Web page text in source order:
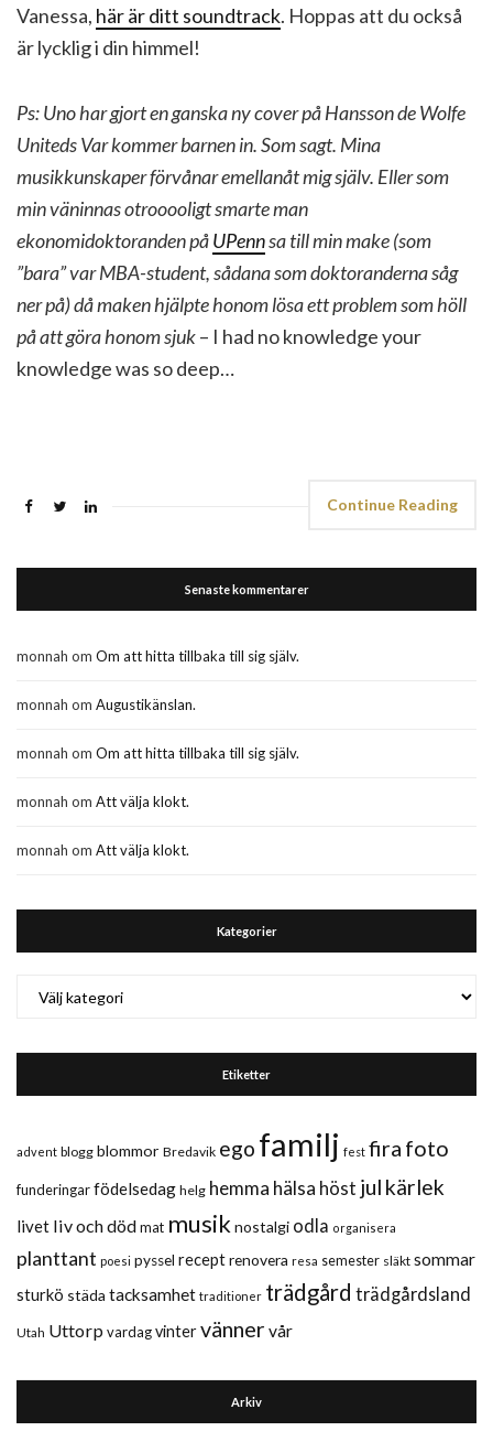
Vanessa, här är ditt soundtrack. Hoppas att du också
är lycklig i din himmel!
Ps: Uno har gjort en ganska ny cover på Hansson de Wolfe
Uniteds Var kommer barnen in. Som sagt. Mina
musikkunskaper förvånar emellanåt mig själv. Eller som
min väninnas otrooooligt smarte man
ekonomidoktoranden påUPennsa till min make (som
”bara” var MBA-student, sådana som doktoranderna såg
ner på) då maken hjälpte honom lösa ett problem som höll
på att göra honom sjuk– I had no knowledge your
knowledge was so deep…
Continue Reading
Senaste kommentarer
monnah om Om att hitta tillbaka till sig själv.
monnah om Augustikänslan.
monnah om Om att hitta tillbaka till sig själv.
monnah om Att välja klokt.
monnah om Att välja klokt.
Kategorier
Etiketter
advent blogg blommor Bredavik ego familj fest fira foto
funderingarfödelsedag helg hemma hälsa höst jul kärlek
livet liv och dödmat musik nostalgi odla organisera
planttant poesi pyssel receptrenovera resa semester släkt sommar
sturkö städa tacksamhet traditioner trädgård trädgårdsland
Utah Uttorp vardagvintervänner vår
Arkiv